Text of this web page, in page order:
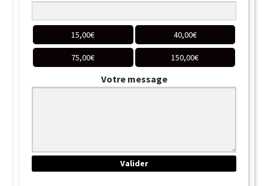
15,00€ 40,00€
75,00€ 150,00€
Votre message